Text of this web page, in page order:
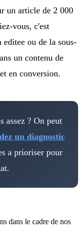
un article de 2 000
vous, c'est
ou de la sous-
un contenu de
en conversion.
assez ? On peut
un diagnostic
a prioriser pour
dans le cadre de nos